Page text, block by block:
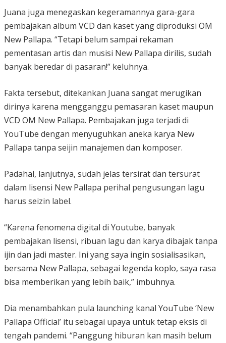
Juana juga menegaskan kegeramannya gara-gara
pembajakan album VCD dan kaset yang diproduksi OM
New Pallapa. “Tetapi belum sampai rekaman
pementasan artis dan musisi New Pallapa dirilis, sudah
banyak beredar di pasaran!” keluhnya.
Fakta tersebut, ditekankan Juana sangat merugikan
dirinya karena mengganggu pemasaran kaset maupun
VCD OM New Pallapa. Pembajakan juga terjadi di
YouTube dengan menyuguhkan aneka karya New
Pallapa tanpa seijin manajemen dan komposer.
Padahal, lanjutnya, sudah jelas tersirat dan tersurat
dalam lisensi New Pallapa perihal pengusungan lagu
harus seizin label.
“Karena fenomena digital di Youtube, banyak
pembajakan lisensi, ribuan lagu dan karya dibajak tanpa
ijin dan jadi master. Ini yang saya ingin sosialisasikan,
bersama New Pallapa, sebagai legenda koplo, saya rasa
bisa memberikan yang lebih baik,” imbuhnya.
Dia menambahkan pula launching kanal YouTube ‘New
Pallapa Official’ itu sebagai upaya untuk tetap eksis di
tengah pandemi. “Panggung hiburan kan masih belum